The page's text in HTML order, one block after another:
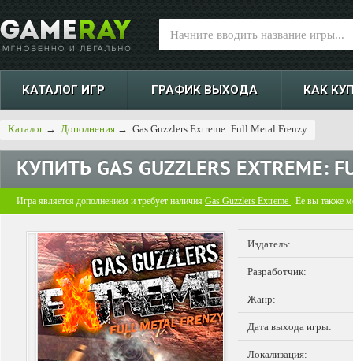
КАТАЛОГ ИГР ГРАФИК ВЫХОДА КАК
Каталог → Дополнения → Gas Guzzlers Extreme: Full Metal Frenzy
КУПИТЬ GAS GUZZLERS EXTREME:
Игра является дополнением и требует наличия Gas Guzzlers Extreme . Ее вы также
Издатель:
Разработчик:
Жанр:
Дата выхода игры:
Локализация: